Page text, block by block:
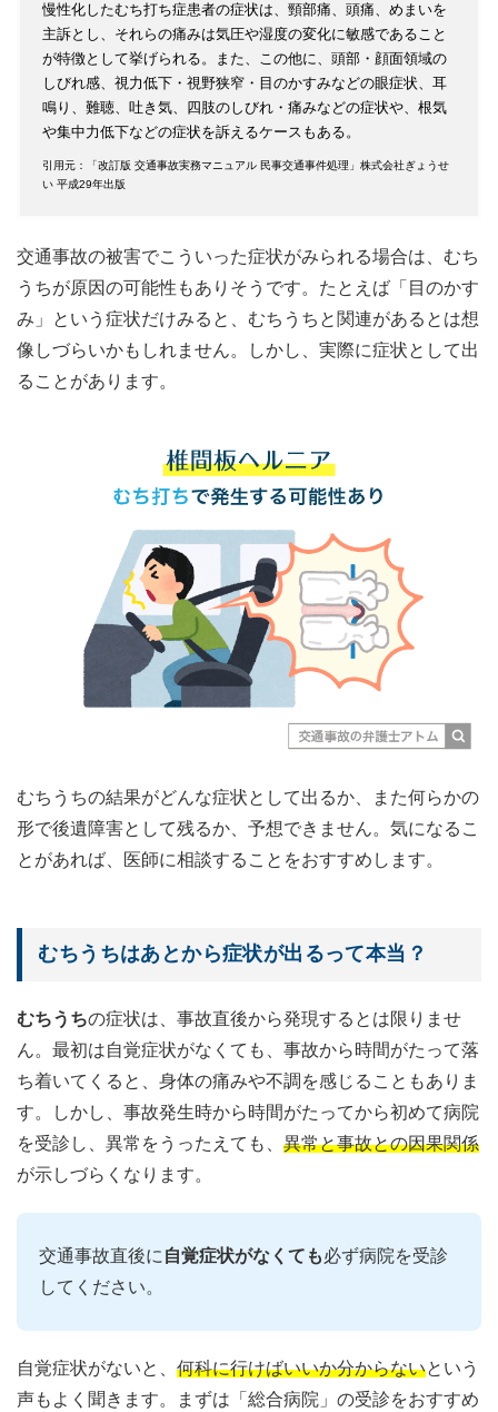
慢性化したむち打ち症患者の症状は、頸部痛、頭痛、めまいを
主訴とし、それらの痛みは気圧や湿度の変化に敏感であること
が特徴として挙げられる。また、この他に、頭部・顔面領域の
しびれ感、視力低下・視野狭窄・目のかすみなどの眼症状、耳
鳴り、難聴、吐き気、四肢のしびれ・痛みなどの症状や、根気
や集中力低下などの症状を訴えるケースもある。
引用元：「改訂版 交通事故実務マニュアル 民事交通事件処理」株式会社ぎょうせ
い 平成29年出版
交通事故の被害でこういった症状がみられる場合は、むち
うちが原因の可能性もありそうです。たとえば「目のかす
み」という症状だけみると、むちうちと関連があるとは想
像しづらいかもしれません。しかし、実際に症状として出
ることがあります。
むちうちの結果がどんな症状として出るか、また何らかの
形で後遺障害として残るか、予想できません。気になるこ
とがあれば、医師に相談することをおすすめします。
むちうちはあとから症状が出るって本当？
むちうちの症状は、事故直後から発現するとは限りませ
ん。最初は自覚症状がなくても、事故から時間がたって落
ち着いてくると、身体の痛みや不調を感じることもありま
す。しかし、事故発生時から時間がたってから初めて病院
を受診し、異常をうったえても、 異常と事故との因果関係
が示しづらくなります。
交通事故直後に 自覚症状がなくても必ず病院を受診
してください。
自覚症状がないと、 何科に行けばいいか分からないという
声もよく聞きます。まずは「総合病院」の受診をおすすめ